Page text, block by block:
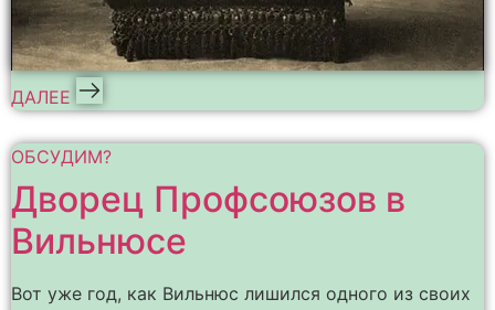
ДАЛЕЕ
ОБСУДИМ?
Дворец Профсоюзов в
Вильнюсе
Вот уже год, как Вильнюс лишился одного из своих